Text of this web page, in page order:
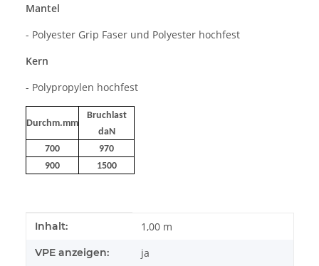
Mantel
- Polyester Grip Faser und Polyester hochfest
Kern
- Polypropylen hochfest
Durchm.mm
Bruchlast
daN
700
970
900
1500
Produkteigenschaft
Wert
Inhalt: 1,00 m
VPE anzeigen: ja